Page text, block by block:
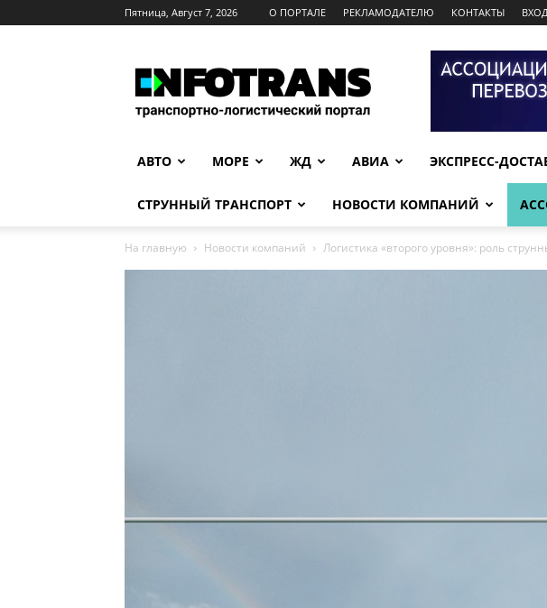
Пятница, Август 7, 2026 О ПОРТАЛЕ РЕКЛАМОДАТЕЛЮ КОНТАКТЫ
АВТО МОРЕ ЖД АВИА ЭКСПРЕСС-
СТРУННЫЙ ТРАНСПОРТ НОВОСТИ КОМПАНИЙ
На главную Новости компаний Логистика «второго уровня»: роль